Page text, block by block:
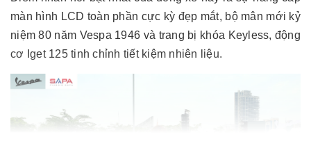
màn hình LCD toàn phần cực kỳ đẹp mắt, bộ mân mới kỷ
niệm 80 năm Vespa 1946 và trang bị khóa Keyless, động
cơ Iget 125 tinh chỉnh tiết kiệm nhiên liệu.